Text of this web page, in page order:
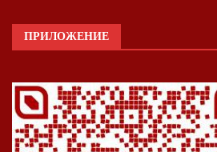
ПРИЛОЖЕНИЕ